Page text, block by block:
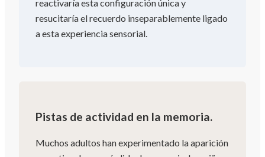
reactivaría esta configuración única y
resucitaría el recuerdo inseparablemente ligado
a esta experiencia sensorial.
Pistas de actividad en la memoria.
Muchos adultos han experimentado la aparición